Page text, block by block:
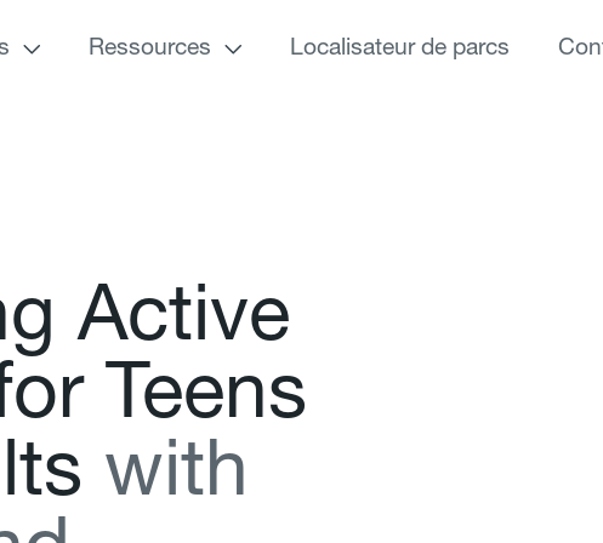
Ressources Localisateur de parcs
g Active
or Teens
lts with